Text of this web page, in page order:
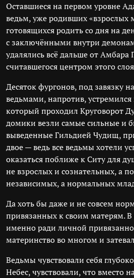
Оставшиеся на первом уровне
ведьм, уже родивших «взрослых
готовящихся родить со дня на
с заключёнными внутри
удалялись всё дальше от Амбара
считавшегося центром этого
Десяток фургонов, под завязку
ведьмами, напротив, устремился
который проходил Круговорот
домики везли самые сильные и
выведенные Гильдией Чудищ,
двое — ведь все ведьмы хотели
оказаться поближе к Ситу для
не взрослых и сознательных, а
независимых, а нормальных
Да хоть бы даже и не совсем
привязанных к своим матерям.
именно ради личной
материнство во многом и
Ведьмы чувствовали себя
Небес, чувствовали, что вместо